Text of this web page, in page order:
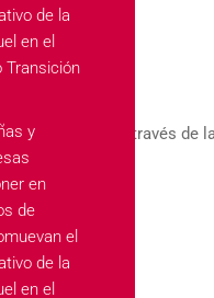
electrónicos, a
de la
en el
Transición
y
en
de
el
de la
en el